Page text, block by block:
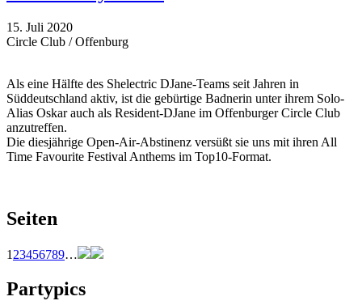
15. Juli 2020
Circle Club / Offenburg
Als eine Hälfte des Shelectric DJane-Teams seit Jahren in
Süddeutschland aktiv, ist die gebürtige Badnerin unter ihrem Solo-
Alias Oskar auch als Resident-DJane im Offenburger Circle Club
anzutreffen.
Die diesjährige Open-Air-Abstinenz versüßt sie uns mit ihren All
Time Favourite Festival Anthems im Top10-Format.
Seiten
1 23456789…
Partypics